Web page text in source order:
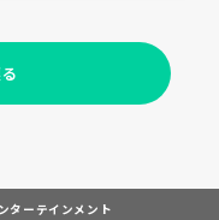
ターテインメント